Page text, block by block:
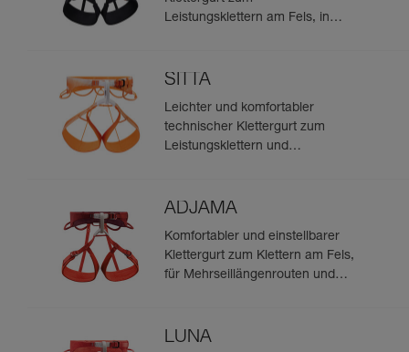
Leistungsklettern am Fels, in
SITTA
Leichter und komfortabler
technischer Klettergurt zum
Leistungsklettern und
ADJAMA
Komfortabler und einstellbarer
Klettergurt zum Klettern am Fels,
für Mehrseillängenrouten und
LUNA